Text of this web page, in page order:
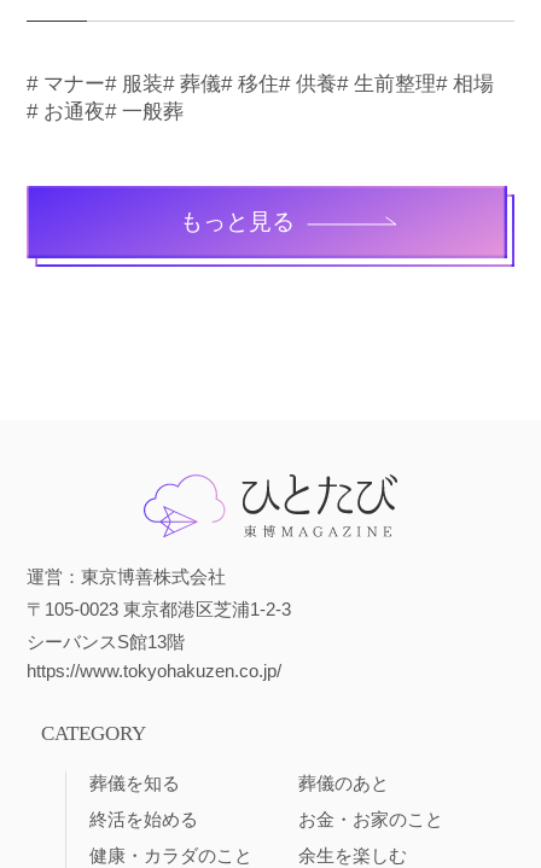
# マナー# 服装# 葬儀# 移住# 供養# 生前整理# 相場
# お通夜# 一般葬
もっと見る
運営：東京博善株式会社
〒105-0023 東京都港区芝浦1-2-3
シーバンスS館13階
https://www.tokyohakuzen.co.jp/
CATEGORY
葬儀を知る
葬儀のあと
終活を始める
お金・お家のこと
健康・カラダのこと
余生を楽しむ